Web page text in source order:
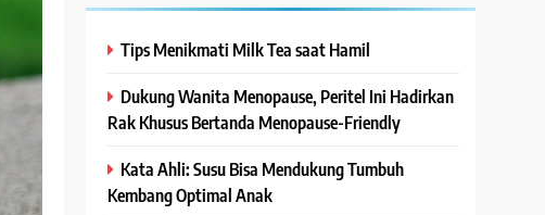
Tips Menikmati Milk Tea saat Hamil
Dukung Wanita Menopause, Peritel Ini Hadirkan
Rak Khusus Bertanda Menopause-Friendly
Kata Ahli: Susu Bisa Mendukung Tumbuh
Kembang Optimal Anak